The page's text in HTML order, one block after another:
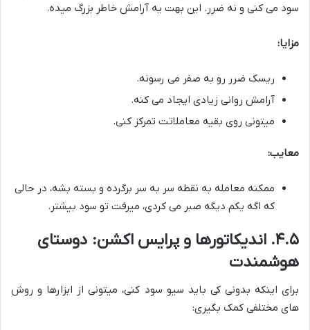
سود می کنی و نه ضرر. این بهت یه آرامش خاطر بزرگ میده.
مزایا:
ریسک ضرر رو به صفر می رسونه.
آرامش روانی زیادی ایجاد می کنه.
میتونی روی بقیه معاملاتت تمرکز کنی.
معایب:
ممکنه معامله به نقطه سر به سر برگرده و بسته بشه، در حالی
که اگه یکم دیگه صبر می کردی، میرفت تو سود بیشتر.
۴.۵. اندیکاتورها و پرایس اکشن: دوستای
هوشمندت
برای اینکه بدونی کی باید سیو سود کنی، میتونی از ابزارها و روش
های مختلفی کمک بگیری: